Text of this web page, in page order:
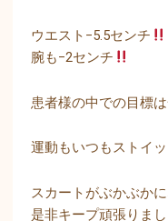
ウエスト−5.5センチ
腕も−2センチ
患者様の中での目標は
運動もいつもストイ
スカートがぶかぶか
是非キープ頑張りまし